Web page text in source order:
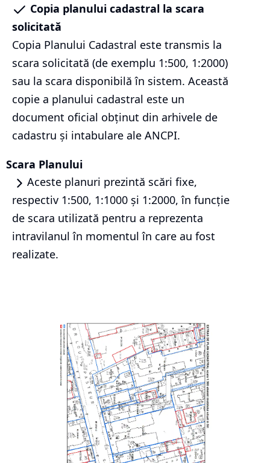
Copia planului cadastral la scara
solicitată
Copia Planului Cadastral este transmis la
scara solicitată (de exemplu 1:500, 1:2000)
sau la scara disponibilă în sistem. Această
copie a planului cadastral este un
document oficial obținut din arhivele de
cadastru și intabulare ale ANCPI.
Scara Planului
Aceste planuri prezintă scări fixe,
respectiv 1:500, 1:1000 și 1:2000, în funcție
de scara utilizată pentru a reprezenta
intravilanul în momentul în care au fost
realizate.